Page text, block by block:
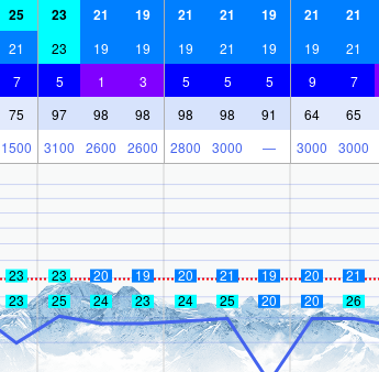
25 23 21 19 21 21 19 21 21
21 23 19 19 19 21 19 19 21
7 5 1 3 5 5 5 9 7
75 97 98 98 98 98 91 64 65
1500 3100 2600 2600 2800 3000 — 3000 3000
23 23 20 19 20 21 19 20 21
23 25 24 23 24 25 20 20 26